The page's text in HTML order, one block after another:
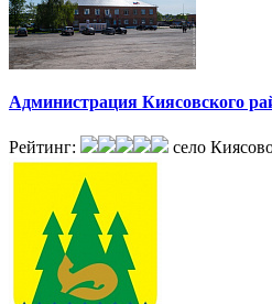
Администрация Киясовского
Рейтинг: село